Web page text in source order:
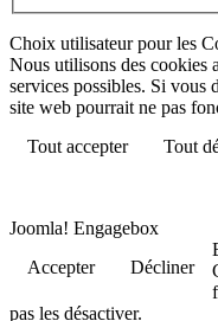
Choix utilisateur pour les
Nous utilisons des cookies
services possibles. Si vous
site web pourrait ne pas
Tout accepter
Tout
Joomla! Engagebox
Accepter
Décliner
pas les désactiver.